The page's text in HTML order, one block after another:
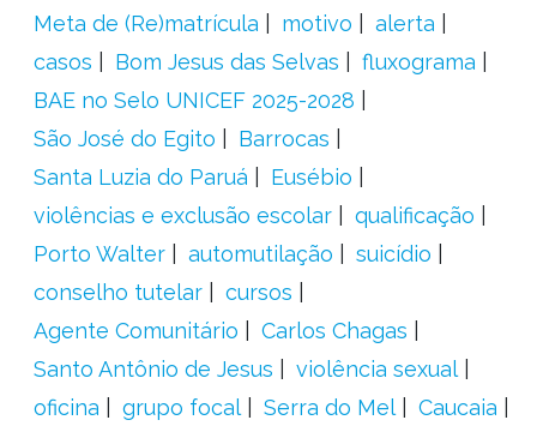
Meta de (Re)matrícula
motivo
alerta
casos
Bom Jesus das Selvas
fluxograma
BAE no Selo UNICEF 2025-2028
São José do Egito
Barrocas
Santa Luzia do Paruá
Eusébio
violências e exclusão escolar
qualificação
Porto Walter
automutilação
suicídio
conselho tutelar
cursos
Agente Comunitário
Carlos Chagas
Santo Antônio de Jesus
violência sexual
oficina
grupo focal Serra do Mel
Caucaia